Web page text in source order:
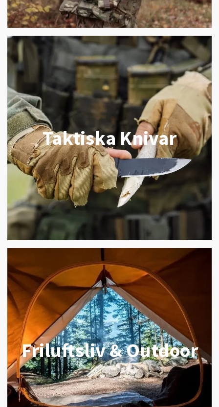
Taktiska Knivar
Friluftsliv & Outdoor